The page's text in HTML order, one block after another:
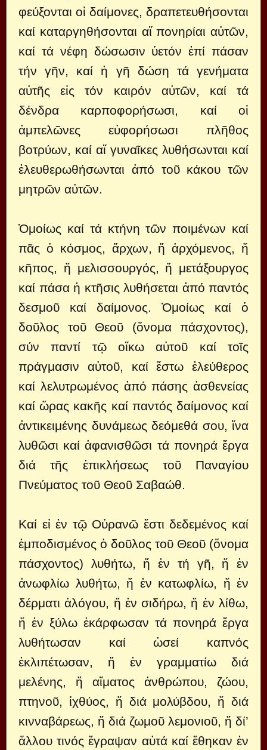
φεύξονται οἱ δαίμονες, δραπετευθήσονται
καί καταργηθήσονται αἵ πονηρίαι αὐτῶν,
καί τά νέφη δώσωσιν ὑετόν ἐπί πάσαν
τήν γῆν, καί ἡ γῆ δώση τά γενήματα
αὐτῆς εἰς τόν καιρόν αὐτῶν, καί τά
δένδρα καρποφορήσωσι, καί οἱ
ἀμπελῶνες εὐφορήσωσι πλῆθος
βοτρύων, καί αἵ γυναῖκες λυθήσωνται καί
ἐλευθερωθήσωνται ἀπό τοῦ κάκου τῶν
μητρῶν αὐτῶν.
Ὁμοίως καί τά κτήνη τῶν ποιμένων καί
πᾶς ὁ κόσμος, ἄρχων, ἤ ἀρχόμενος, ἤ
κῆπος, ἤ μελισσουργός, ἤ μετάξουργος
καί πάσα ἡ κτῆσις λυθήσεται ἀπό παντός
δεσμοῦ καί δαίμονος. Ὁμοίως καί ὁ
δοῦλος τοῦ Θεοῦ (ὄνομα πάσχοντος),
σύν παντί τῷ οἴκω αὐτοῦ καί τοῖς
πράγμασιν αὐτοῦ, καί ἔστω ἐλεύθερος
καί λελυτρωμένος ἀπό πάσης ἀσθενείας
καί ὥρας κακῆς καί παντός δαίμονος καί
ἀντικειμένης δυνάμεως δεόμεθά σου, ἴνα
λυθῶσι καί ἀφανισθῶσι τά πονηρά ἔργα
διά τῆς ἐπικλήσεως τοῦ Παναγίου
Πνεύματος τοῦ Θεοῦ Σαβαώθ.
Καί εἰ ἐν τῷ Οὐρανῶ ἔστι δεδεμένος καί
ἐμποδισμένος ὁ δοῦλος τοῦ Θεοῦ (ὄνομα
πάσχοντος) λυθήτω, ἤ ἐν τή γῆ, ἤ ἐν
ἀνωφλίω λυθήτω, ἤ ἐν κατωφλίω, ἤ ἐν
δέρματι ἀλόγου, ἤ ἐν σιδήρω, ἤ ἐν λίθω,
ἤ ἐν ξύλω ἐκάρφωσαν τά πονηρά ἔργα
λυθήτωσαν καί ὡσεί καπνός
ἐκλιπέτωσαν, ἤ ἐν γραμματίω διά
μελένης, ἤ αἵματος ἀνθρώπου, ζώου,
πτηνοῦ, ἰχθύος, ἤ διά μολύβδου, ἤ διά
κινναβάρεως, ἤ διά ζωμοῦ λεμονιοῦ, ἤ δί’
ἄλλου τινός ἔγραψαν αὐτά καί ἔθηκαν ἐν